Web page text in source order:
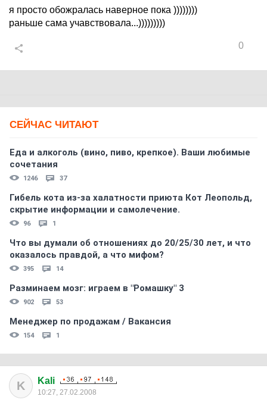
я просто обожралась наверное пока ))))))))
раньше сама учавствовала...)))))))))
0
СЕЙЧАС ЧИТАЮТ
Еда и алкоголь (вино, пиво, крепкое). Ваши любимые
сочетания
1246 37
Гибель кота из-за халатности приюта Кот Леопольд,
скрытиe информации и самолечение.
96 1
Что вы думали об отношениях до 20/25/30 лет, и что
оказалось правдой, а что мифом?
395 14
Разминаем мозг: играем в "Ромашку" 3
902 53
Менеджер по продажам / Вакансия
154 1
K Kali
10:27, 27.02.2008